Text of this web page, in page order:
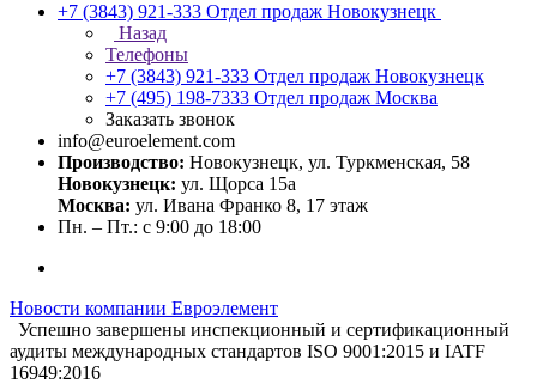
+7 (3843) 921-333 Отдел продаж Новокузнецк
Назад
Телефоны
+7 (3843) 921-333 Отдел продаж Новокузнецк
+7 (495) 198-7333 Отдел продаж Москва
Заказать звонок
info@euroelement.com
Производство: Новокузнецк, ул. Туркменская, 58
Новокузнецк: ул. Щорса 15а
Москва: ул. Ивана Франко 8, 17 этаж
Пн. – Пт.: с 9:00 до 18:00
Новости компании Евроэлемент
Успешно завершены инспекционный и сертификационный
аудиты международных стандартов ISO 9001:2015 и IATF
16949:2016